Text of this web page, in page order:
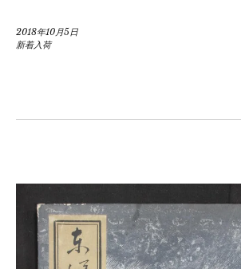
2018年10月5日
新着入荷